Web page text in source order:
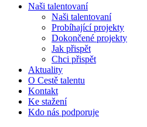
Naši talentovaní
Naši talentovaní
Probíhající projekty
Dokončené projekty
Jak přispět
Chci přispět
Aktuality
O Cestě talentu
Kontakt
Ke stažení
Kdo nás podporuje